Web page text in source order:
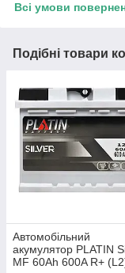
Всі умови
Подібні товари
Автомобільний
акумулятор PLATIN
MF 60Ah 600A R+